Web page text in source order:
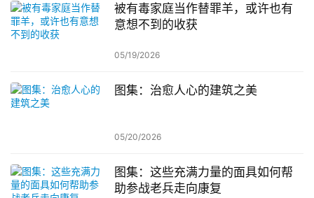
被有毒家庭当作替罪羊，或许也有
意想不到的收获
05/19/2026
图集：治愈人心的建筑之美
05/20/2026
图集：这些充满力量的面具如何帮
助参战老兵走向康复